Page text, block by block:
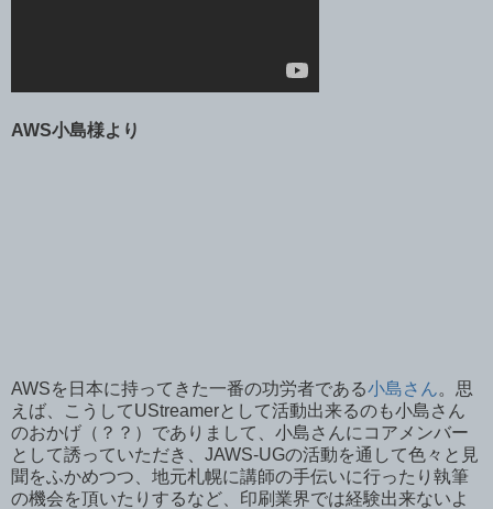
AWS小島様より
AWSを日本に持ってきた一番の功労者である小島さん。思
えば、こうしてUStreamerとして活動出来るのも小島さん
のおかげ（？？）でありまして、小島さんにコアメンバー
として誘っていただき、JAWS-UGの活動を通して色々と見
聞をふかめつつ、地元札幌に講師の手伝いに行ったり執筆
の機会を頂いたりするなど、印刷業界では経験出来ないよ